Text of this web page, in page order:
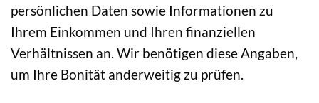
persönlichen Daten sowie Informationen zu
Ihrem Einkommen und Ihren finanziellen
Verhältnissen an. Wir benötigen diese Angaben,
um Ihre Bonität anderweitig zu prüfen.